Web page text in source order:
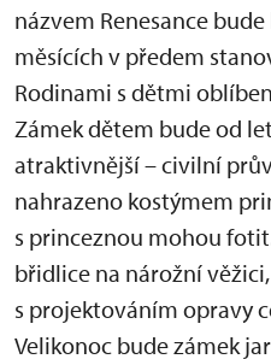
názvem Renesance
měsících v předem
Rodinami s dětmi
Zámek dětem bude od
atraktivnější – civilní
nahrazeno kostýmem
s princeznou mohou
břidlice na nárožní
s projektováním opravy
Velikonoc bude zámek